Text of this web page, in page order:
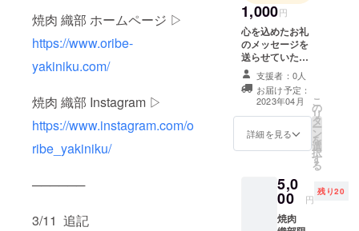
焼肉 織部 ホームページ ▷
https://www.oribe-
yakiniku.com/
焼肉 織部 Instagram ▷
https://www.instagram.com/o
ribe_yakiniku/
──────
3/11 追記
1,000円
心を込めたお礼
のメッセージを
送らせていただ
きます。 遠方か
らエールを送り
たい方 お店を応
援したい！と
思っていただい
た方 ご支援よろ
可能です。
※CAMPFIREの
を使用します。
支援者：0人
お届け予定：
2023年04月
詳細を見る
こ
の
リ
タ
ー
ン
を
選
択
す
る
5,0
00 円
残り20
焼肉